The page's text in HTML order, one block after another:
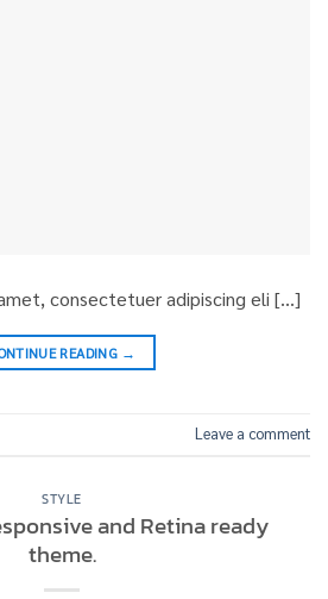
consectetuer adipiscing eli […]
READING →
Leave a comment
STYLE
and Retina ready
theme.